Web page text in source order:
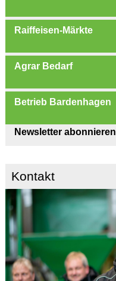
Raiffeisen-Märkte
Agrar Bedarf
Betrieb Bardenhagen
Newsletter abonnieren
Kontakt